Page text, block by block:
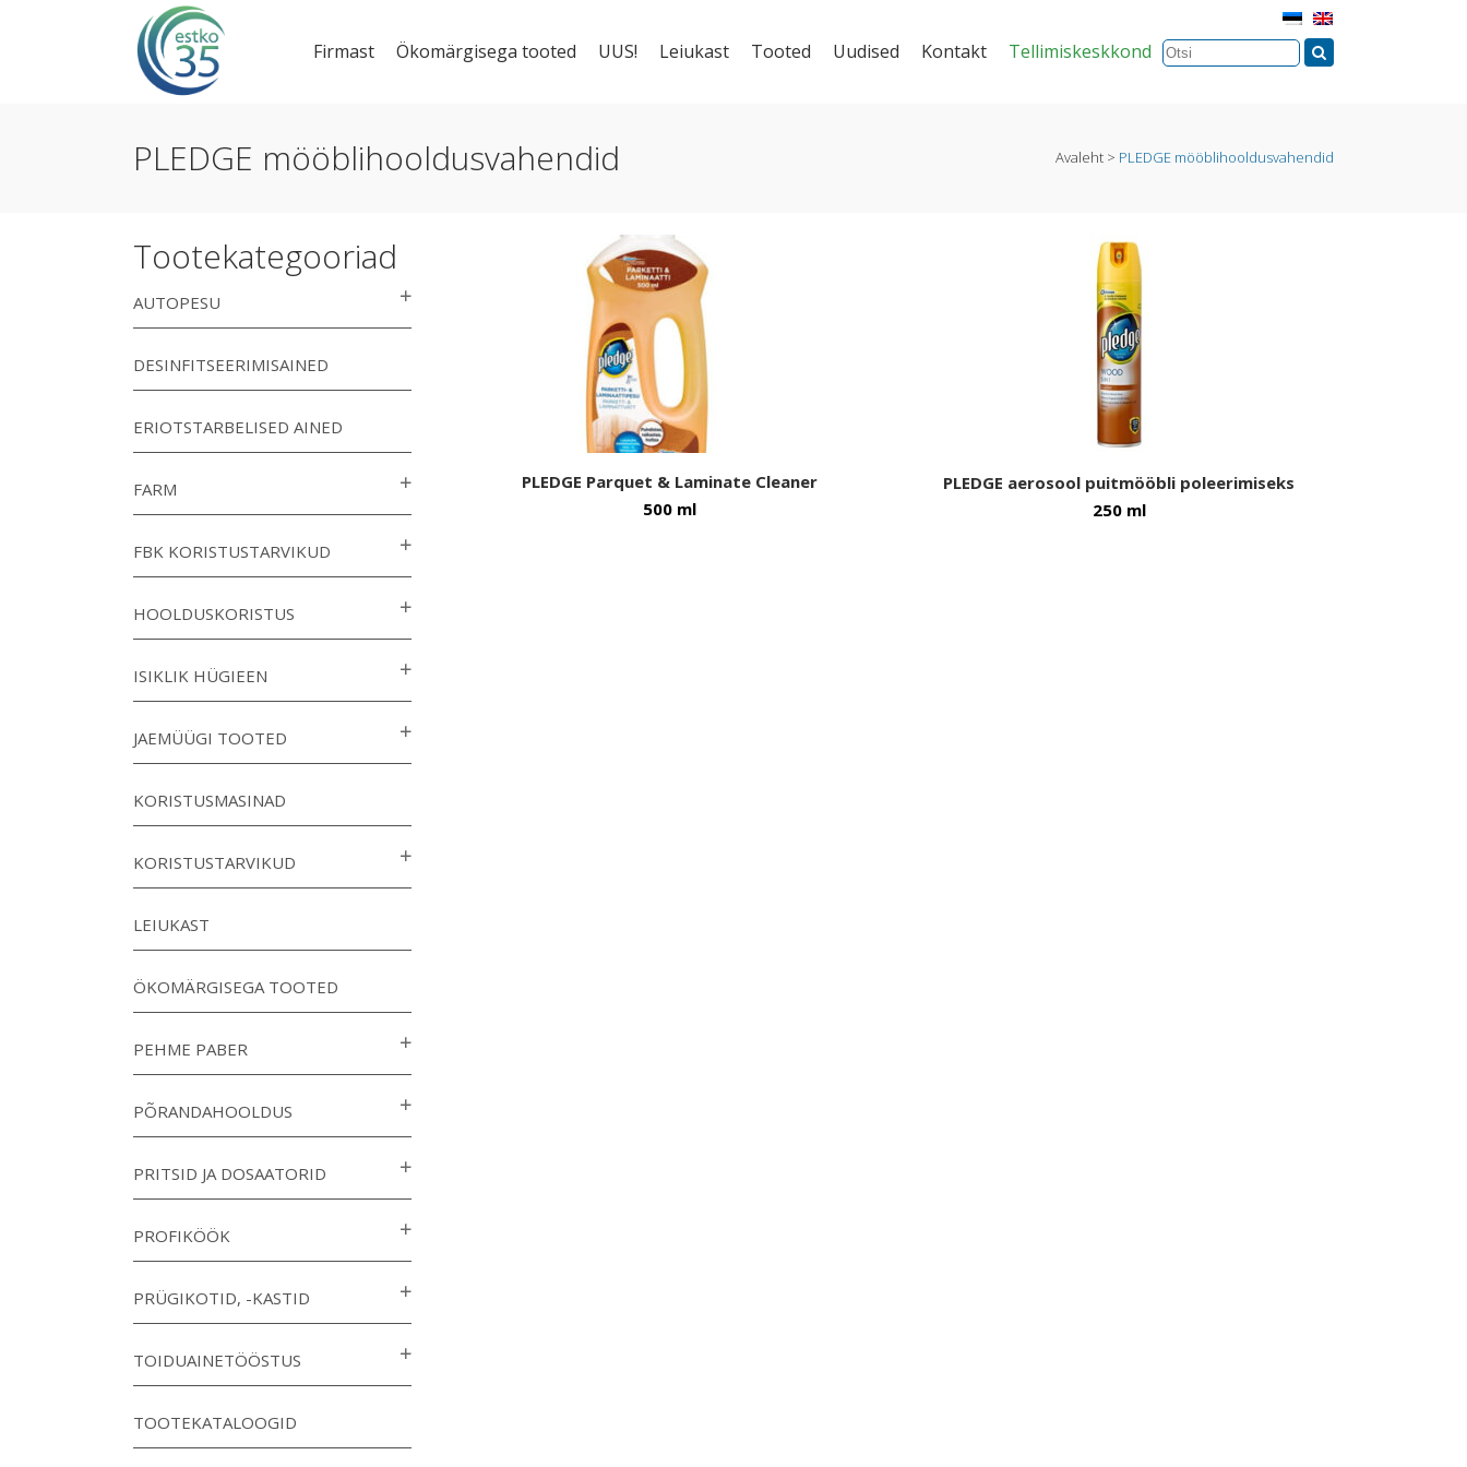
Firmast Ökomärgisega tooted UUS! Leiukast Tooted Uudised Kontakt Tellimiskeskkond
PLEDGE mööblihooldusvahendid Avaleht > PLEDGE mööblihooldusvahendid
Tootekategooriad
AUTOPESU
DESINFITSEERIMISAINED
ERIOTSTARBELISED AINED
FARM
FBK KORISTUSTARVIKUD
HOOLDUSKORISTUS
ISIKLIK HÜGIEEN
JAEMÜÜGI TOOTED
KORISTUSMASINAD
KORISTUSTARVIKUD
LEIUKAST
ÖKOMÄRGISEGA TOOTED
PEHME PABER
PÕRANDAHOOLDUS
PRITSID JA DOSAATORID
PROFIKÖÖK
PRÜGIKOTID, -KASTID
TOIDUAINETÖÖSTUS
TOOTEKATALOOGID
PLEDGE Parquet & Laminate Cleaner
500 ml
PLEDGE aerosool puitmööbli poleerimiseks
250 ml